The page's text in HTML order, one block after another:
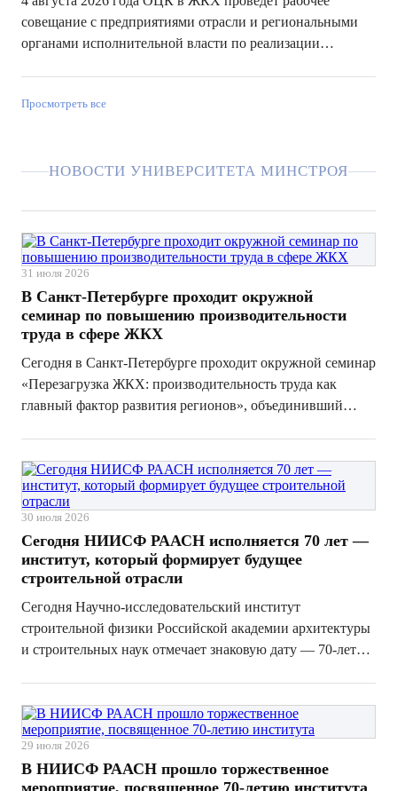
совещание с предприятиями отрасли и региональными
органами исполнительной власти по реализации
проекта, инструменты повышения эффект...
Просмотреть все
НОВОСТИ УНИВЕРСИТЕТА МИНСТРОЯ
31 июля 2026
В Санкт-Петербурге проходит окружной
семинар по повышению производительности
труда в сфере ЖКХ
Сегодня в Санкт-Петербурге проходит окружной семинар
«Перезагрузка ЖКХ: производительность труда как
главный фактор развития регионов», объединивший
профильных экспертов Северо-Западного фе...
30 июля 2026
Сегодня НИИСФ РААСН исполняется 70 лет —
институт, который формирует будущее
строительной отрасли
Сегодня Научно-исследовательский институт
строительной физики Российской академии архитектуры
и строительных наук отмечает знаковую дату — 70-летие
страны в области строительн...
29 июля 2026
В НИИСФ РААСН прошло торжественное
мероприятие, посвященное 70-летию института